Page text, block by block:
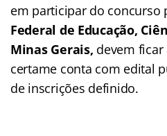
em participar do concurso
Federal de Educação,
Minas Gerais, devem
certame conta com edital
de inscrições definido.